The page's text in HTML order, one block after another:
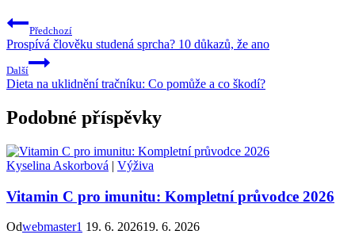
Předchozí
Prospívá člověku studená sprcha? 10 důkazů, že ano
Další
Dieta na uklidnění tračníku: Co pomůže a co škodí?
Podobné příspěvky
Kyselina Askorbová | Výživa
Vitamin C pro imunitu: Kompletní průvodce 2026
Odwebmaster1 19. 6. 202619. 6. 2026